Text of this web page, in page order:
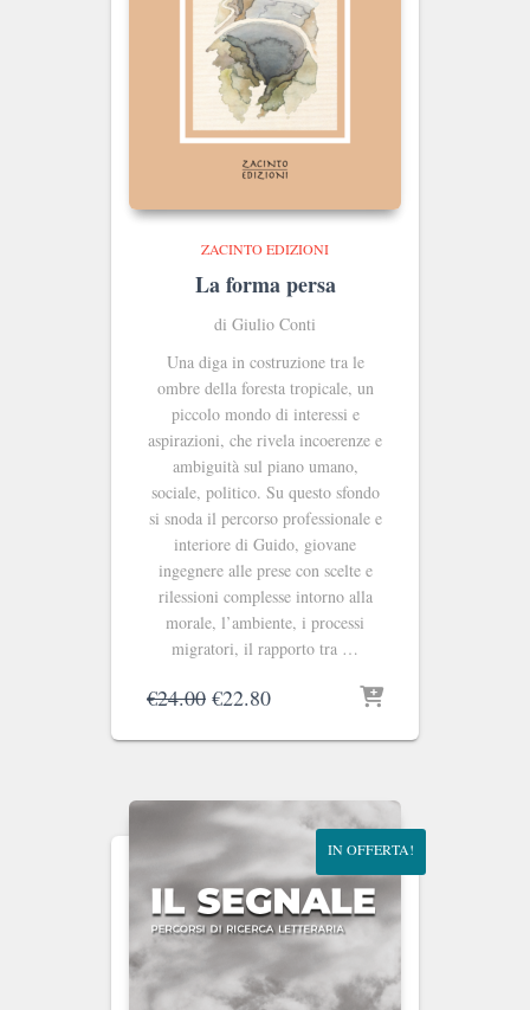
ZACINTO EDIZIONI
La forma persa
di Giulio Conti
Una diga in costruzione tra le
ombre della foresta tropicale, un
piccolo mondo di interessi e
aspirazioni, che rivela incoerenze e
ambiguità sul piano umano,
sociale, politico. Su questo sfondo
si snoda il percorso professionale e
interiore di Guido, giovane
ingegnere alle prese con scelte e
rilessioni complesse intorno alla
morale, l’ambiente, i processi
migratori, il rapporto tra …
€24.00 Il
originale
€24.00.
€22.80Il
attuale
€22.80.
IN OFFERTA!